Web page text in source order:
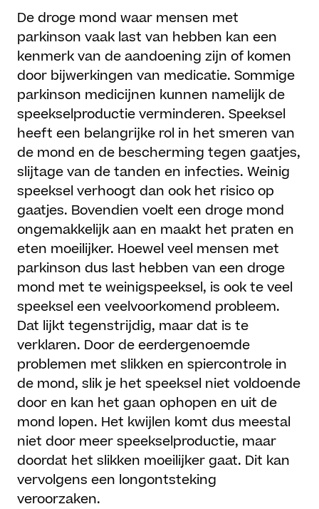
De droge mond waar mensen met
parkinson vaak last van hebben kan een
kenmerk van de aandoening zijn of komen
door bijwerkingen van medicatie. Sommige
parkinson medicijnen kunnen namelijk de
speekselproductie verminderen. Speeksel
heeft een belangrijke rol in het smeren van
de mond en de bescherming tegen gaatjes,
slijtage van de tanden en infecties. Weinig
speeksel verhoogt dan ook het risico op
gaatjes. Bovendien voelt een droge mond
ongemakkelijk aan en maakt het praten en
eten moeilijker. Hoewel veel mensen met
parkinson dus last hebben van een droge
mond met te weinigspeeksel, is ook te veel
speeksel een veelvoorkomend probleem.
Dat lijkt tegenstrijdig, maar dat is te
verklaren. Door de eerdergenoemde
problemen met slikken en spiercontrole in
de mond, slik je het speeksel niet voldoende
door en kan het gaan ophopen en uit de
mond lopen. Het kwijlen komt dus meestal
niet door meer speekselproductie, maar
doordat het slikken moeilijker gaat. Dit kan
vervolgens een longontsteking
veroorzaken.